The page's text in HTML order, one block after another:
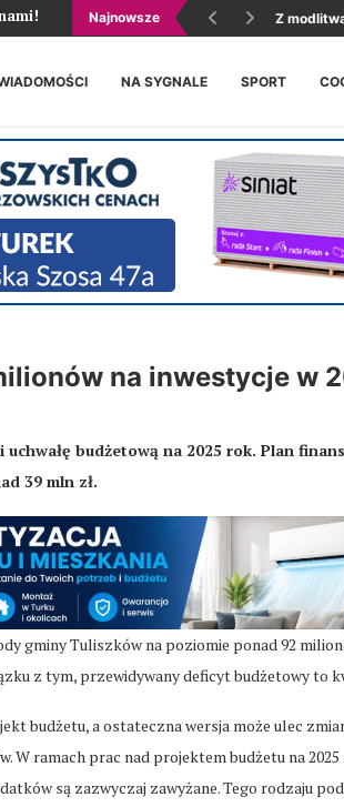
Najnowsze Z
NA SYGNALE SPORT
na inwestycje w
budżetową na 2025 rok. Plan
39 mln zł.
gminy Tuliszków na poziomie ponad 92
z tym, przewidywany deficyt budżetowy to
budżetu, a ostateczna wersja może ulec
W ramach prac nad projektem budżetu na
są zazwyczaj zawyżane. Tego rodzaju